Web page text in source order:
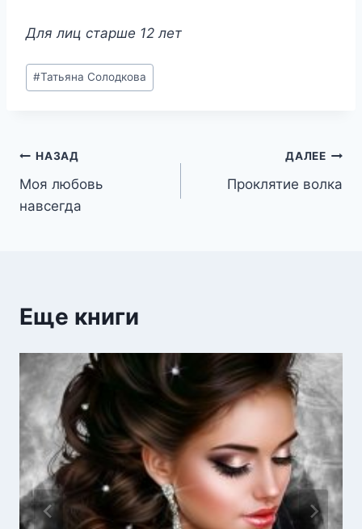
Для лиц старше 12 лет
Метки
записи:
#Татьяна Солодкова
Навигация
по
НАЗАД
Моя любовь
навсегда
ДАЛЕЕ
Проклятие волка
Еще книги